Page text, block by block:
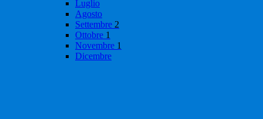
Luglio
Agosto
Settembre 2
Ottobre 1
Novembre 1
Dicembre